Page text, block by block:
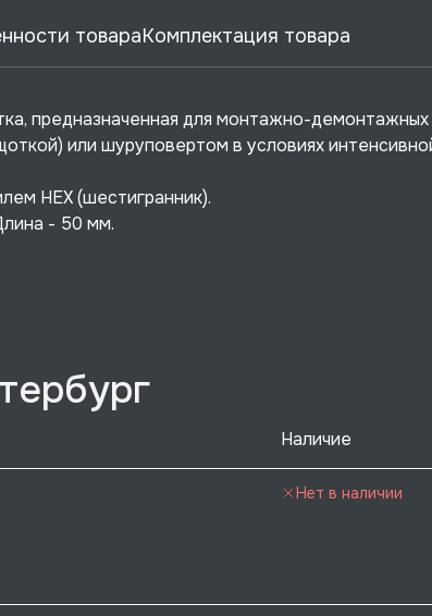
товараКомплектация товара
предназначенная для монтажно-демонтажных
или шуруповертом в условиях
HEX (шестигранник).
- 50 мм.
Наличие
Нет в наличии